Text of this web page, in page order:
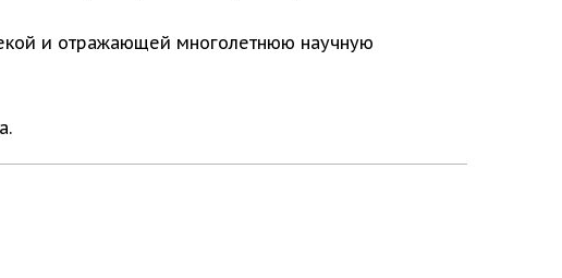
и отражающей многолетнюю научную